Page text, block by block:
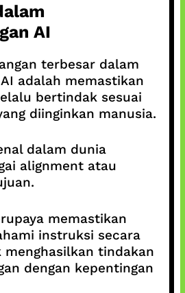
AI
terbesar dalam
adalah memastikan
bertindak sesuai
diinginkan manusia.
dalam dunia
alignment atau
memastikan
instruksi secara
tindakan
dengan kepentingan